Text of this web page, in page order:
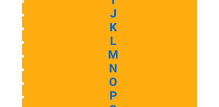
J
K
L
M
N
O
P